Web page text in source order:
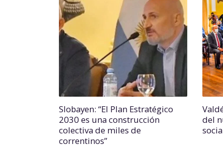
Slobayen: “El Plan Estratégico
2030 es una construcción
colectiva de miles de
correntinos”
del